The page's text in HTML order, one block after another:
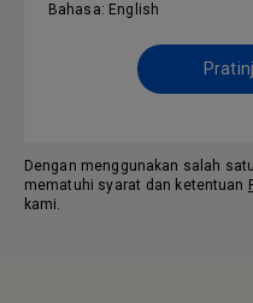
Bahasa: English
Dengan menggunakan salah
mematuhi syarat dan ketentuan
kami.